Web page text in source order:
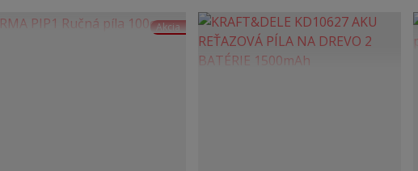
Akcia